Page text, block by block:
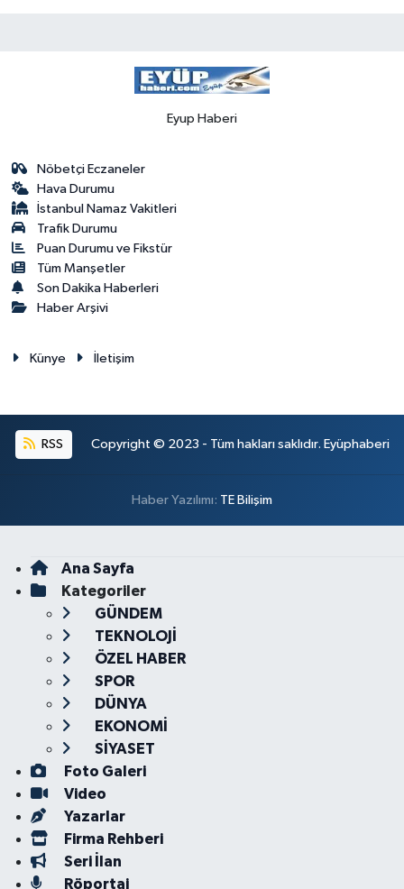
Eyup Haberi
Nöbetçi Eczaneler
Hava Durumu
İstanbul Namaz Vakitleri
Trafik Durumu
Puan Durumu ve Fikstür
Tüm Manşetler
Son Dakika Haberleri
Haber Arşivi
Künye İletişim
RSS Copyright © 2023 - Tüm hakları saklıdır. Eyüphaberi
Haber Yazılımı: TE Bilişim
Ana Sayfa
Kategoriler
GÜNDEM
TEKNOLOJİ
ÖZEL HABER
SPOR
DÜNYA
EKONOMİ
SİYASET
Foto Galeri
Video
Yazarlar
Firma Rehberi
Seri İlan
Röportaj